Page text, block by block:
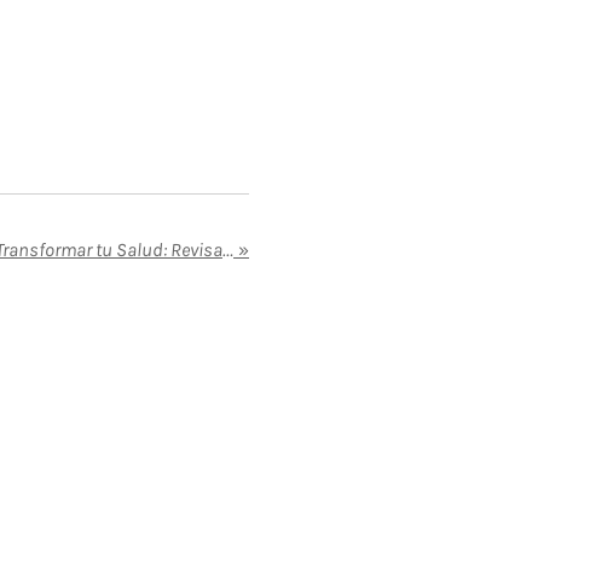
Tres Días que Pueden Transformar tu Salud: Revisa la Agenda de Hack Your Health 2025 »